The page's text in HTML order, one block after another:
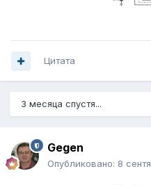
Цитата
3 месяца спустя...
Gegen
Опубликовано: 8